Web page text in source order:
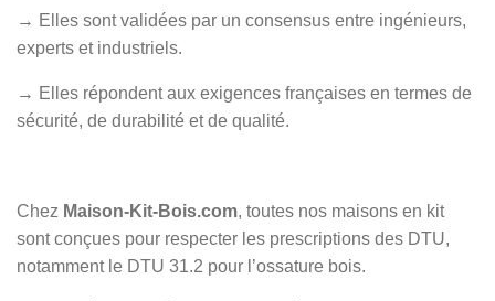
→ Elles sont validées par un consensus entre ingénieurs,
experts et industriels.
→ Elles répondent aux exigences françaises en termes de
sécurité, de durabilité et de qualité.
Chez Maison-Kit-Bois.com, toutes nos maisons en kit
sont conçues pour respecter les prescriptions des DTU,
notamment le DTU 31.2 pour l’ossature bois.